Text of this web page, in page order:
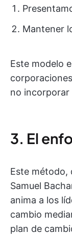
Mantener
Este modelo
no incorporar
3. El
Este método,
Samuel
anima a los
cambio
plan de